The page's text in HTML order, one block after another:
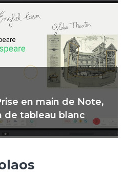
en main de Note,
de tableau blanc